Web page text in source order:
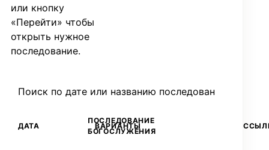
или кнопку
«Перейти» чтобы
открыть нужное
последование.
ДАТА
ПОСЛЕДОВАНИЕ
БОГОСЛУЖЕНИЯ
ВАРИАНТЫ